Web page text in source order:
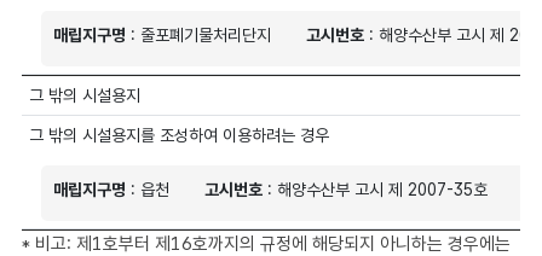
매립지구명 : 줄포폐기물처리단지 고시번호 : 해양수산부 고시 제
그 밖의 시설용지
그 밖의 시설용지를 조성하여 이용하려는 경우
매립지구명 : 읍천 고시번호 : 해양수산부 고시 제 2007-35호
* 비고: 제1호부터 제16호까지의 규정에 해당되지 아니하는 경우에는